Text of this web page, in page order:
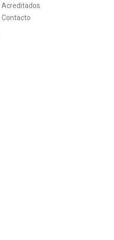
Acreditados
Contacto